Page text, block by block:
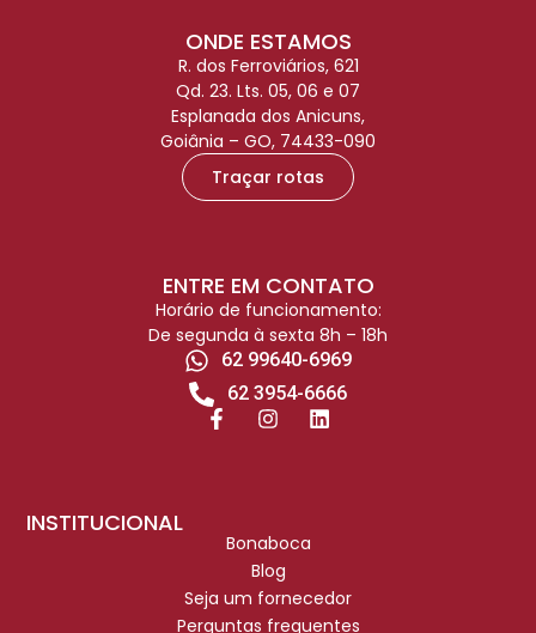
ONDE ESTAMOS
R. dos Ferroviários, 621
Qd. 23. Lts. 05, 06 e 07
Esplanada dos Anicuns,
Goiânia – GO, 74433-090
Traçar rotas
INSTITUCIONAL
Bonaboca
Blog
Seja um fornecedor
Perguntas frequentes
ENTRE EM CONTATO
Horário de funcionamento:
De segunda à sexta 8h – 18h
62 99640-6969
62 3954-6666